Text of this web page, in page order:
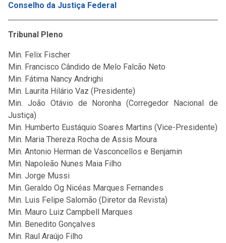
Conselho da Justiça Federal
Tribunal Pleno
Min. Felix Fischer
Min. Francisco Cândido de Melo Falcão Neto
Min. Fátima Nancy Andrighi
Min. Laurita Hilário Vaz (Presidente)
Min. João Otávio de Noronha (Corregedor Nacional de
Justiça)
Min. Humberto Eustáquio Soares Martins (Vice-Presidente)
Min. Maria Thereza Rocha de Assis Moura
Min. Antonio Herman de Vasconcellos e Benjamin
Min. Napoleão Nunes Maia Filho
Min. Jorge Mussi
Min. Geraldo Og Nicéas Marques Fernandes
Min. Luis Felipe Salomão (Diretor da Revista)
Min. Mauro Luiz Campbell Marques
Min. Benedito Gonçalves
Min. Raul Araújo Filho